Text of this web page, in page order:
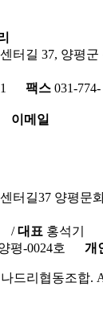
터길 37, 양평군
팩스 031-774-
이메일
터길37 양평문
/대표 홍석기
평-0024호 개
드리협동조합.